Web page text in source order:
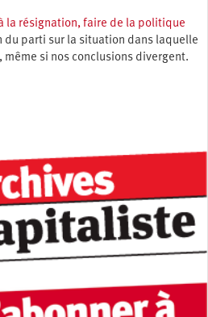
la résignation, faire de la politique
du parti sur la situation dans laquelle
si nos conclusions divergent.